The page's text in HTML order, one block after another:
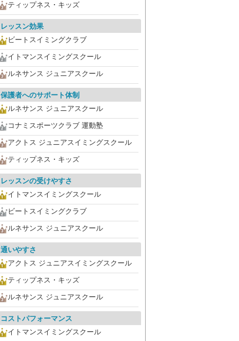
ティップネス・キッズ
レッスン効果
ビートスイミングクラブ
イトマンスイミングスクール
ルネサンス ジュニアスクール
保護者へのサポート体制
ルネサンス ジュニアスクール
コナミスポーツクラブ 運動塾
アクトス ジュニアスイミングスクール
ティップネス・キッズ
レッスンの受けやすさ
イトマンスイミングスクール
ビートスイミングクラブ
ルネサンス ジュニアスクール
通いやすさ
アクトス ジュニアスイミングスクール
ティップネス・キッズ
ルネサンス ジュニアスクール
コストパフォーマンス
イトマンスイミングスクール